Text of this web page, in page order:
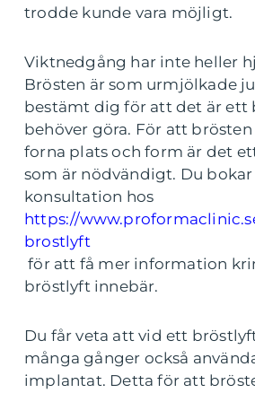
trodde kunde vara möjligt.
Viktnedgång har inte heller
Brösten är som urmjölkade
bestämt dig för att det är ett
behöver göra. För att brösten
forna plats och form är det
som är nödvändigt. Du bokar
konsultation hos
https://
brostlyft
för att få mer information
bröstlyft innebär.
Du får veta att vid ett
många gånger också
implantat. Detta för att